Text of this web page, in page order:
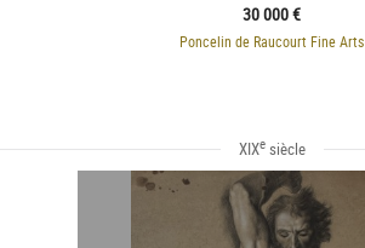
30 000 €
Poncelin de Raucourt Fine Arts
XIXesiècle